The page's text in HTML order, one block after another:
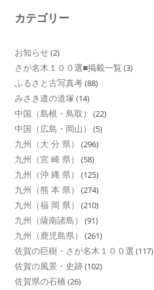
カテゴリー
お知らせ(2)
さが名木１００選■掲載一覧 (3)
ふるさと古写真考(88)
みさき道の道塚 (14)
中国（島根・鳥取） (22)
中国（広島・岡山） (5)
九州（大 分 県） (296)
九州（宮 崎 県） (58)
九州（沖 縄 県） (125)
九州（熊 本 県） (274)
九州（福 岡 県） (210)
九州（薩南諸島） (91)
九州（鹿児島県） (261)
佐賀の巨樹・さが名木１００選 (117)
佐賀の風景・史跡(102)
佐賀県の石橋 (26)